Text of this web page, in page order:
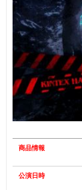
商品情報
公演日時